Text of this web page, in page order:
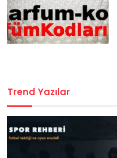
Trend Yazılar